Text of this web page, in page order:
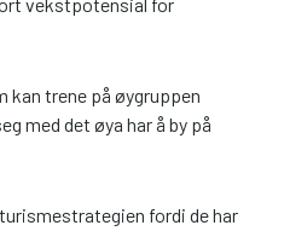
vekstpotensial for
trene på øygruppen
med det øya har å by på
fordi de har